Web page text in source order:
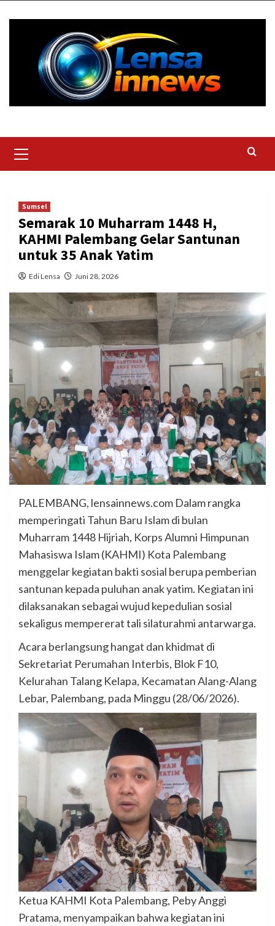
Menu
Sumsel
Semarak 10 Muharram 1448 H,
KAHMI Palembang Gelar Santunan
untuk 35 Anak Yatim
Edi Lensa Juni 28, 2026
PALEMBANG, lensainnews.com Dalam rangka
memperingati Tahun Baru Islam di bulan
Muharram 1448 Hijriah, Korps Alumni Himpunan
Mahasiswa Islam (KAHMI) Kota Palembang
menggelar kegiatan bakti sosial berupa pemberian
santunan kepada puluhan anak yatim. Kegiatan ini
dilaksanakan sebagai wujud kepedulian sosial
sekaligus mempererat tali silaturahmi antarwarga.
Acara berlangsung hangat dan khidmat di
Sekretariat Perumahan Interbis, Blok F10,
Kelurahan Talang Kelapa, Kecamatan Alang-Alang
Lebar, Palembang, pada Minggu (28/06/2026).
Ketua KAHMI Kota Palembang, Peby Anggi
Pratama, menyampaikan bahwa kegiatan ini